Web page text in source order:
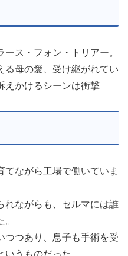
ス・フォン・トリアー。
る母の愛、受け継がれてい
えかけるシーンは衝撃
てながら工場で働いていま
れながらも、セルマには誰
つつあり、息子も手術を受